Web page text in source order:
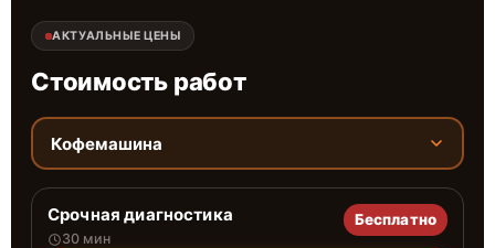
АКТУАЛЬНЫЕ ЦЕНЫ
Стоимость работ
Кофемашина
Срочная диагностика
30 мин
Бесплатно